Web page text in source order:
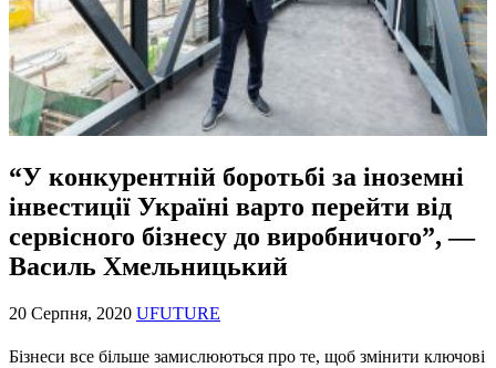
“У конкурентній боротьбі за іноземні
інвестиції Україні варто перейти від
сервісного бізнесу до виробничого”, —
Василь Хмельницький
20 Серпня, 2020 UFUTURE
Бізнеси все більше замислюються про те, щоб змінити ключові